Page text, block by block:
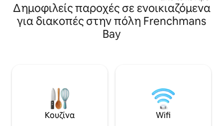
οικογένεια που αναζητά ένα καθαρό,
φιλικό και ασφαλές περιβάλλον, όπου
μπορείτε να ακούσετε τα κύματα να
κοιμάστε τη νύχτα, να μετράτε τα
για κολύμπι στο St. Elizabeth, Great Bay.
Ο ξενώνας μας βρίσκεται κάτω από τον
θόλο με τους φοίνικες καρύδας, τα
τροπικά οπωροφόρα δέντρα και τα
Beach. Η Cacona έχει τέσσερις
τεράστιες
εξωτερικό ντους
αλλά ο χώρος μας
ομάδες, φίλους,
και οικογένειες
Επαναλειτουργία
Δημοφιλείς παροχές σε ενοικιαζόμενα
για διακοπές στην πόλη Frenchmans
Bay
Κουζίνα Wifi